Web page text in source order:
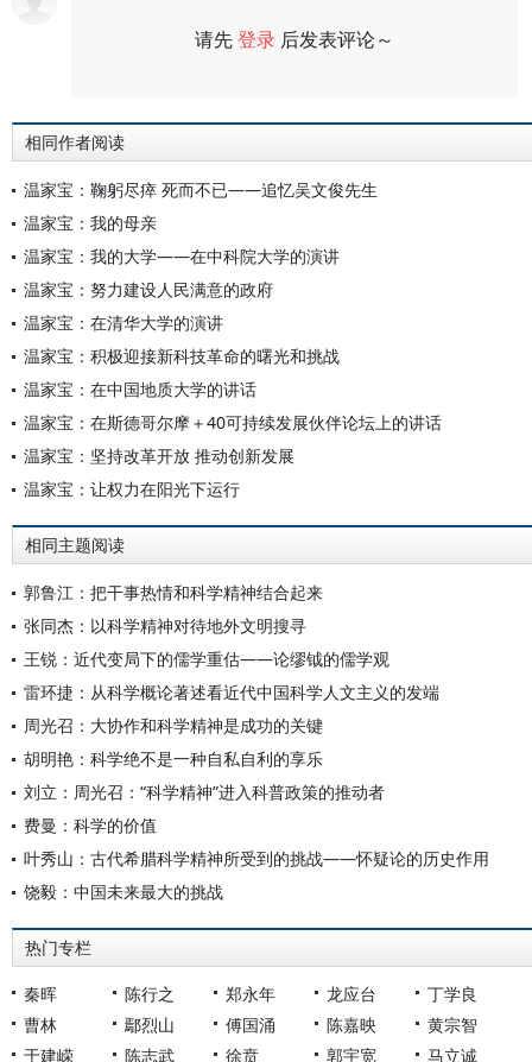
请先登录 后发表评论～
相同作者阅读
温家宝：鞠躬尽瘁 死而不已——追忆吴文俊先生
温家宝：我的母亲
温家宝：我的大学——在中科院大学的演讲
温家宝：努力建设人民满意的政府
温家宝：在清华大学的演讲
温家宝：积极迎接新科技革命的曙光和挑战
温家宝：在中国地质大学的讲话
温家宝：在斯德哥尔摩＋40可持续发展伙伴论坛上的讲话
温家宝：坚持改革开放 推动创新发展
温家宝：让权力在阳光下运行
相同主题阅读
郭鲁江：把干事热情和科学精神结合起来
张同杰：以科学精神对待地外文明搜寻
王锐：近代变局下的儒学重估——论缪钺的儒学观
雷环捷：从科学概论著述看近代中国科学人文主义的发端
周光召：大协作和科学精神是成功的关键
胡明艳：科学绝不是一种自私自利的享乐
刘立：周光召：“科学精神”进入科普政策的推动者
费曼：科学的价值
叶秀山：古代希腊科学精神所受到的挑战——怀疑论的历史作用
饶毅：中国未来最大的挑战
热门专栏
秦晖 陈行之 郑永年 龙应台
丁学良
曹林
鄢烈山 傅国涌 陈嘉映
黄宗智
于建嵘
陈志武 徐贲 郭宇宽 马立诚